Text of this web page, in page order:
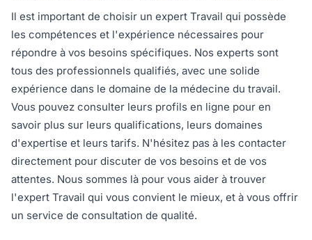
Il est important de choisir un expert Travail qui possède
les compétences et l'expérience nécessaires pour
répondre à vos besoins spécifiques. Nos experts sont
tous des professionnels qualifiés, avec une solide
expérience dans le domaine de la médecine du travail.
Vous pouvez consulter leurs profils en ligne pour en
savoir plus sur leurs qualifications, leurs domaines
d'expertise et leurs tarifs. N'hésitez pas à les contacter
directement pour discuter de vos besoins et de vos
attentes. Nous sommes là pour vous aider à trouver
l'expert Travail qui vous convient le mieux, et à vous offrir
un service de consultation de qualité.